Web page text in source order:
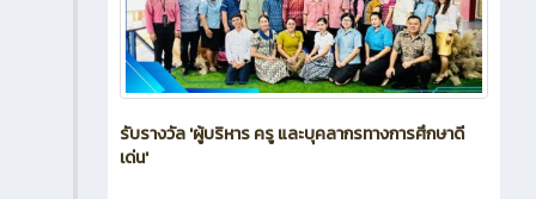
รับรางวัล 'ผู้บริหาร ครู และบุคลากรทางการศึกษาดี
เด่น'